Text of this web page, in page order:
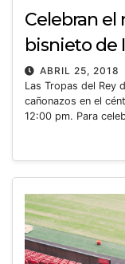
Celebran
bisnieto de
ABRIL 25, 2018
Las Tropas del Rey
cañonazos en el
12:00 pm. Para